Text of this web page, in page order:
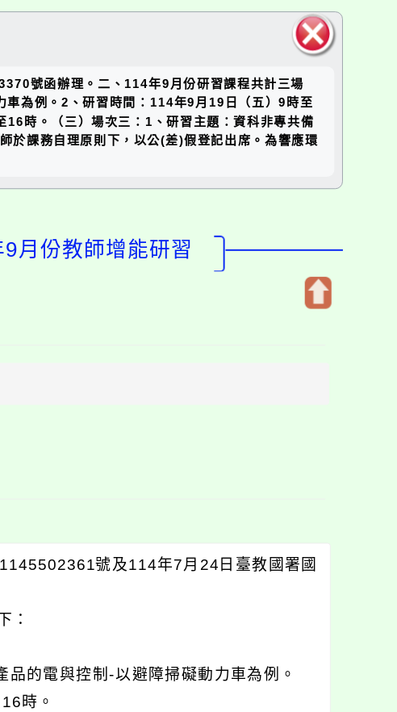
塊
號函辦理。二、114年9月份研習課程共計三場
為例。2、研習時間：114年9月19日（五）9時至
時。（三）場次三：1、研習主題：資科非專共備
於課務自理原則下，以公(差)假登記出席。為響應環
月份教師增能研習
號及114年7月24日臺教國署國
：
電與控制-以避障掃礙動力車為例。
時。